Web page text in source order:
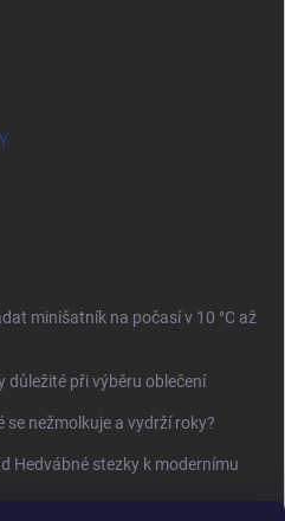
minišatník na počasí v 10 °C až
důležité při výběru oblečení
nežmolkuje a vydrží roky?
Hedvábné stezky k modernímu